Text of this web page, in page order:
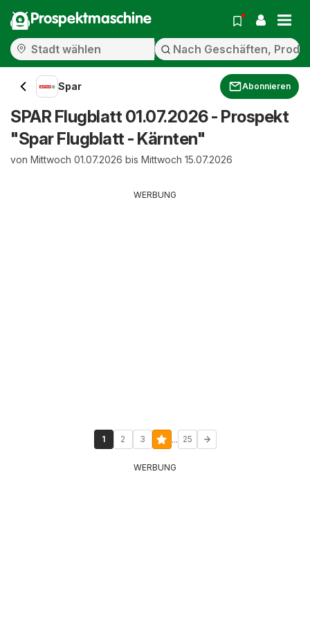
Prospektmaschine
Spar Abonnieren
SPAR Flugblatt 01.07.2026 - Prospekt
"Spar Flugblatt - Kärnten"
von Mittwoch 01.07.2026 bis Mittwoch 15.07.2026
WERBUNG
1 2 3 ... 25
WERBUNG